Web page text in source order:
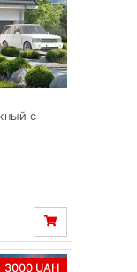
с
3000 UAH